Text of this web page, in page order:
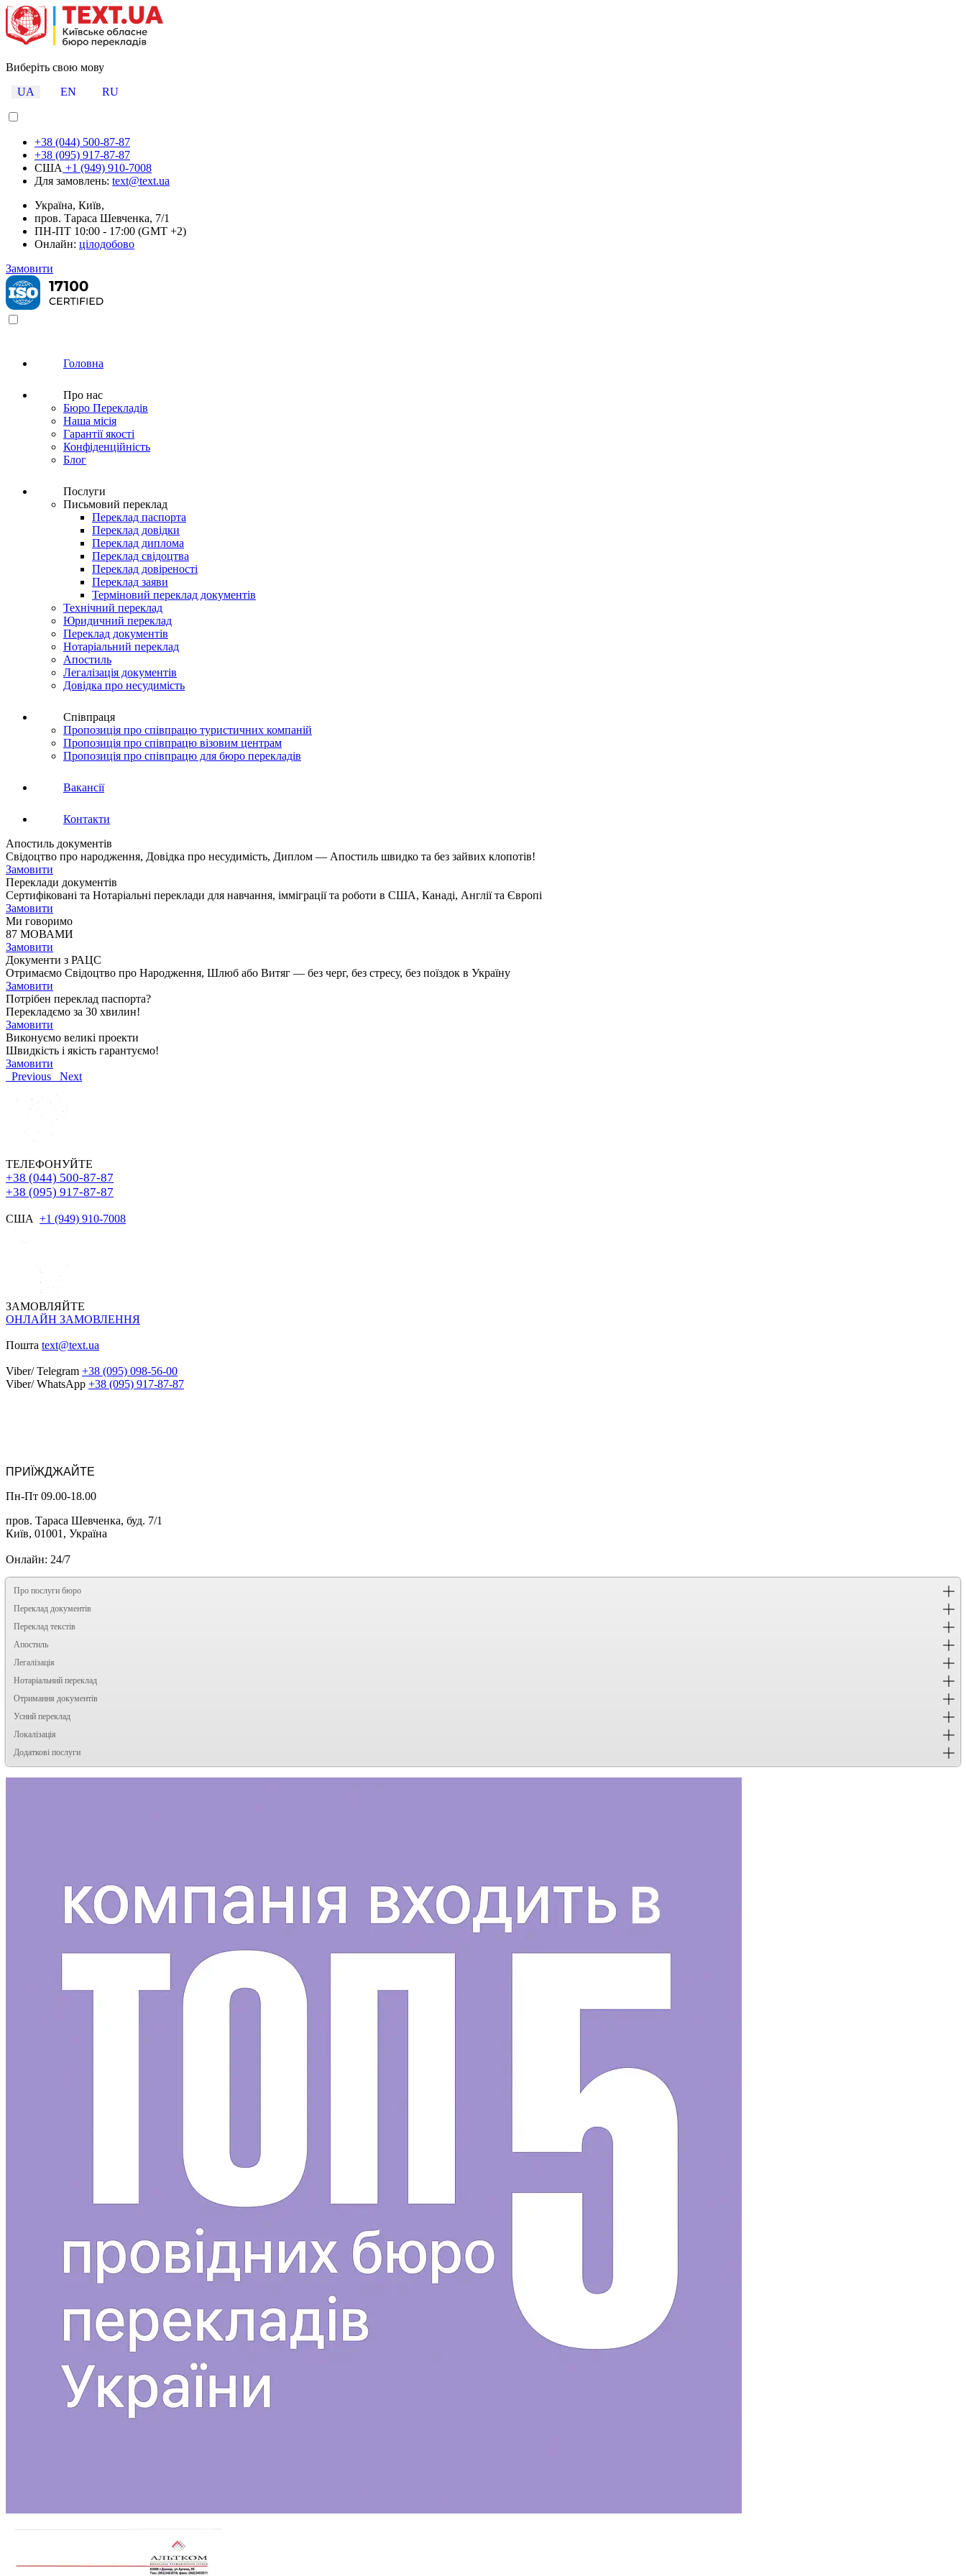
Виберіть свою мову
UA
EN RU
+38 (044) 500-87-87
+38 (095) 917-87-87
США +1 (949) 910-7008
Для замовлень: text@text.ua
Україна, Київ,
пров. Тараса Шевченка, 7/1
ПН-ПТ 10:00 - 17:00 (GMT +2)
Онлайн: цілодобово
Замовити
Головна
Про нас
Бюро Перекладів
Наша місія
Гарантії якості
Конфіденційність
Блог
Послуги
Письмовий переклад
Переклад паспорта
Переклад довідки
Переклад диплома
Переклад свідоцтва
Переклад довіреності
Переклад заяви
Терміновий переклад документів
Технічний переклад
Юридичний переклад
Переклад документів
Нотаріальний переклад
Апостиль
Легалізація документів
Довідка про несудимість
Співпраця
Пропозиція про співпрацю туристичних компаній
Пропозиція про співпрацю візовим центрам
Пропозиція про співпрацю для бюро перекладів
Вакансії
Контакти
Апостиль документів
Свідоцтво про народження, Довідка про несудимість, Диплом — Апостиль швидко та без зайвих клопотів!
Замовити
Переклади документів
Сертифіковані та Нотаріальні переклади для навчання, імміграції та роботи в США, Канаді, Англії та Європі
Замовити
Ми говоримо
87 МОВАМИ
Замовити
Документи з РАЦС
Отримаємо Свідоцтво про Народження, Шлюб або Витяг — без черг, без стресу, без поїздок в Україну
Замовити
Потрібен переклад паспорта?
Перекладємо за 30 хвилин!
Замовити
Виконуємо великі проекти
Швидкість і якість гарантуємо!
Замовити
Previous
Next
ТЕЛЕФОНУЙТЕ
+38 (044) 500-87-87
+38 (095) 917-87-87
США +1 (949) 910-7008
ЗАМОВЛЯЙТЕ
ОНЛАЙН ЗАМОВЛЕННЯ
Пошта text@text.ua
Viber/ Telegram +38 (095) 098-56-00
Viber/ WhatsApp +38 (095) 917-87-87
ПРИЇЖДЖАЙТЕ
Пн-Пт 09.00-18.00
пров. Тараса Шевченка, буд. 7/1
Київ, 01001, Україна
Онлайн: 24/7
Про послуги бюро
Переклад документів
Переклад текстів
Апостиль
Легалізація
Нотаріальний переклад
Отримання документів
Усний переклад
Локалізація
Додаткові послуги